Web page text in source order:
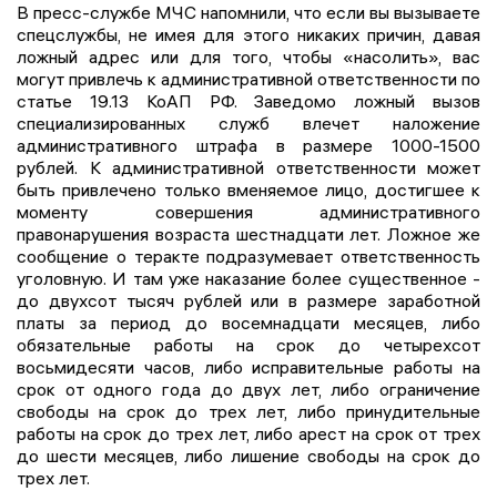
В пресс-службе МЧС напомнили, что если вы вызываете
спецслужбы, не имея для этого никаких причин, давая
ложный адрес или для того, чтобы «насолить», вас
могут привлечь к административной ответственности по
статье 19.13 КоАП РФ. Заведомо ложный вызов
специализированных служб влечет наложение
административного штрафа в размере 1000-1500
рублей. К административной ответственности может
быть привлечено только вменяемое лицо, достигшее к
моменту совершения административного
правонарушения возраста шестнадцати лет. Ложное же
сообщение о теракте подразумевает ответственность
уголовную. И там уже наказание более существенное -
до двухсот тысяч рублей или в размере заработной
платы за период до восемнадцати месяцев, либо
обязательные работы на срок до четырехсот
восьмидесяти часов, либо исправительные работы на
срок от одного года до двух лет, либо ограничение
свободы на срок до трех лет, либо принудительные
работы на срок до трех лет, либо арест на срок от трех
до шести месяцев, либо лишение свободы на срок до
трех лет.